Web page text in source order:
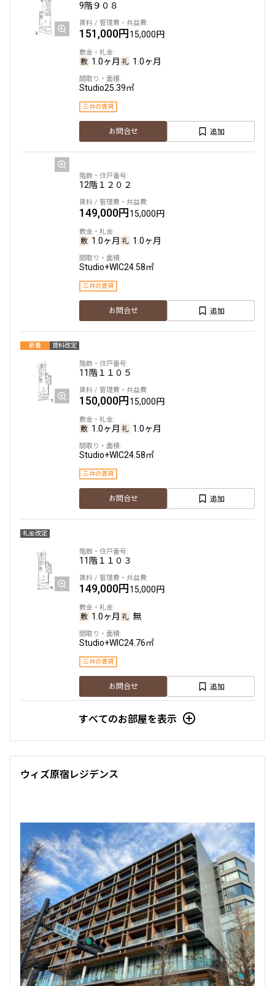
お問合せ
18階 １８０４
2.0ヶ月 無
1BEDROOM63.07㎡
18階 １８０７
2.0ヶ月 無
3BEDROOM104.13㎡
お問合せ
20階 ２００４
2.0ヶ月 無
1BEDROOM63.07㎡
お問合せ
25階 ２５０７
2.0ヶ月 無
三井の賃貸 専任物件 駅近 ペット可
520,000円0円
2.0ヶ月 無
1BEDROOM64.24㎡
三井の賃貸 専任物件 駅近 ペット可 タワー
お問合せ 追加
9階９０８
151,000円15,000円
1.0ヶ月 1.0ヶ月
Studio25.39㎡
三井の賃貸
お問合せ 追加
12階 １２０２
149,000円15,000円
1.0ヶ月 1.0ヶ月
Studio+WIC24.58㎡
三井の賃貸
お問合せ 追加
新着 賃料改定
11階 １１０５
150,000円15,000円
1.0ヶ月 1.0ヶ月
Studio+WIC24.58㎡
三井の賃貸
お問合せ 追加
礼金改定
11階 １１０３
149,000円15,000円
1.0ヶ月 無
Studio+WIC24.76㎡
三井の賃貸
お問合せ 追加
10階１００１
147,000円
Studio+WIC+SIC25.17㎡
三井の賃貸
お問合せ 追加
新着 賃料改定
8階８０７
144,000円15,000円
1.0ヶ月 1.0ヶ月
すべてのお部屋を表示
ウィズ原宿レジデンス